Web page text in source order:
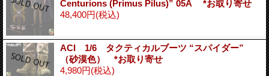
Centurions (Primus Pilus)” 05A *お取り寄せ
48,400円(税込)
ACI 1/6 タクティカルブーツ “スパイダー”
（砂漠色） *お取り寄せ
4,980円(税込)